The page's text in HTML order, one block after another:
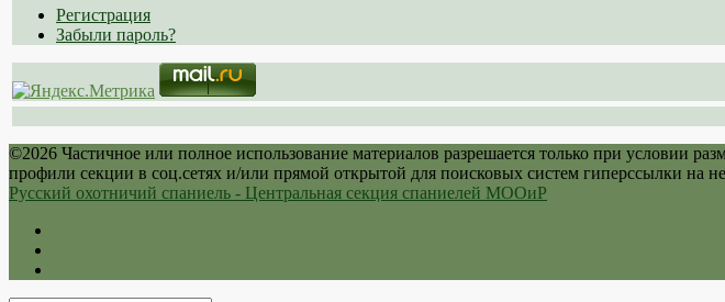
Регистрация
Забыли пароль?
©2026 Частичное или полное использование материалов разрешается только при условии
профили секции в соц.сетях и/или прямой открытой для поисковых систем гиперссылки на
Русский охотничий спаниель - Центральная секция спаниелей МООиР